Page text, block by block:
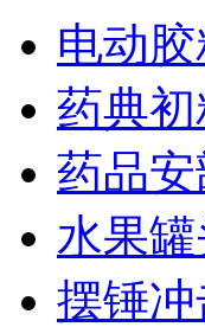
电动
药典
药品
水果
摆锤